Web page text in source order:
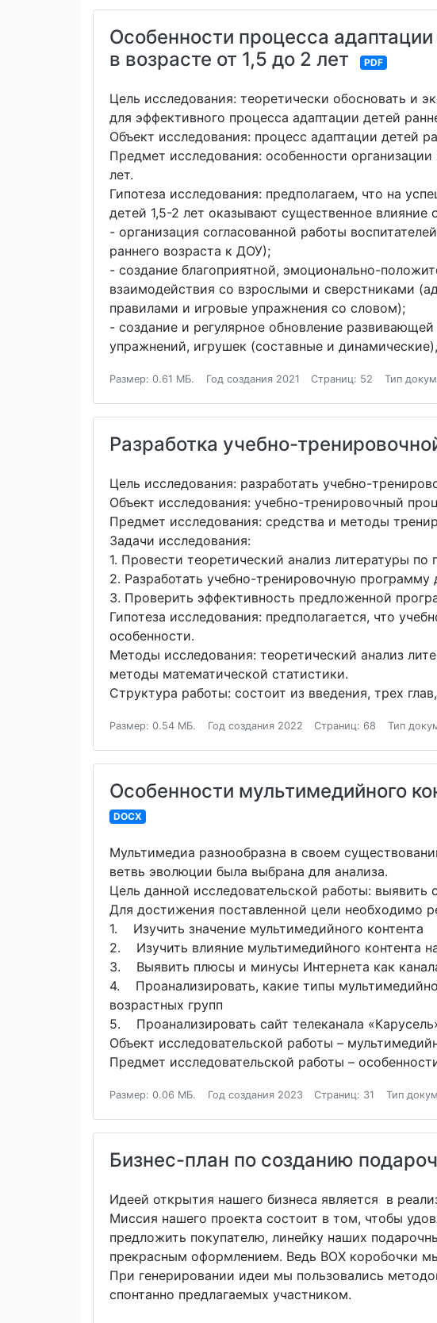
Особенности процесса
в возрасте от 1,5 до 2 лет
PDF
Цель исследования: теоретически обосновать и
для эффективного процесса адаптации детей
Объект исследования: процесс адаптации детей
Предмет исследования: особенности
лет.
Гипотеза исследования: предполагаем, что на
детей 1,5-2 лет оказывают существенное
- организация согласованной работы
раннего возраста к ДОУ);
- создание благоприятной, эмоционально-
взаимодействия со взрослыми и сверстниками
правилами и игровые упражнения со словом);
- создание и регулярное обновление
упражнений, игрушек (составные и
Размер: 0.61 МБ. Год создания 2021 Страниц: 52 Тип
Разработка учебно-
Цель исследования: разработать учебно-
Объект исследования: учебно-тренировочный
Предмет исследования: средства и методы
Задачи исследования:
1. Провести теоретический анализ литературы по
2. Разработать учебно-тренировочную программу
3. Проверить эффективность предложенной
Гипотеза исследования: предполагается, что
особенности.
Методы исследования: теоретический анализ
методы математической статистики.
Структура работы: состоит из введения, трех
Размер: 0.54 МБ. Год создания 2022 Страниц: 68 Тип
Особенности мультимедийного
DOCX
Мультимедиа разнообразна в своем
ветвь эволюции была выбрана для анализа.
Цель данной исследовательской работы: выявить
Для достижения поставленной цели необходимо
1. Изучить значение мультимедийного контента
2. Изучить влияние мультимедийного контента
3. Выявить плюсы и минусы Интернета как
4. Проанализировать, какие типы
возрастных групп
5. Проанализировать сайт телеканала
Объект исследовательской работы –
Предмет исследовательской работы –
Размер: 0.06 МБ. Год создания 2023 Страниц: 31 Тип
Бизнес-план по созданию
Идеей открытия нашего бизнеса является в
Миссия нашего проекта состоит в том, чтобы
предложить покупателю, линейку наших
прекрасным оформлением. Ведь BOX коробочки
При генерировании идеи мы пользовались
спонтанно предлагаемых участником.